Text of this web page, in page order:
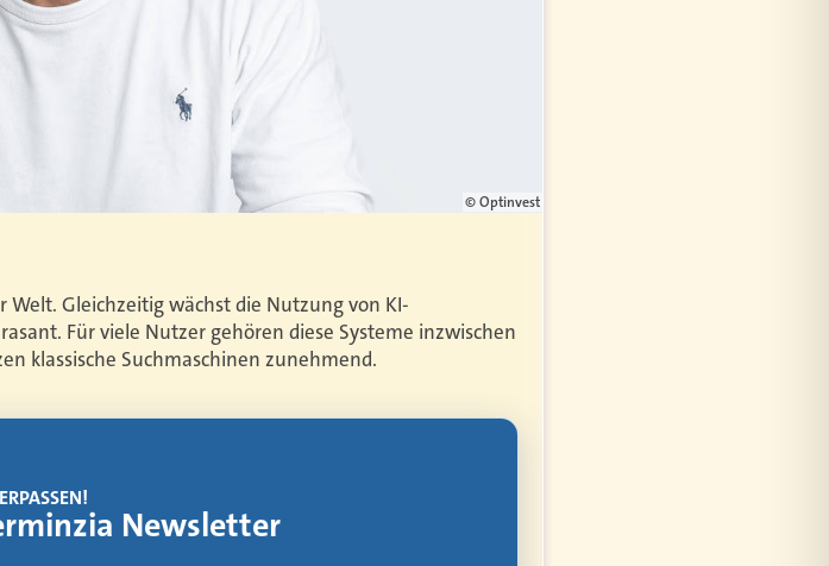
© Optinvest
Gleichzeitig wächst die Nutzung von KI-
Für viele Nutzer gehören diese Systeme inzwischen
klassische Suchmaschinen zunehmend.
werden